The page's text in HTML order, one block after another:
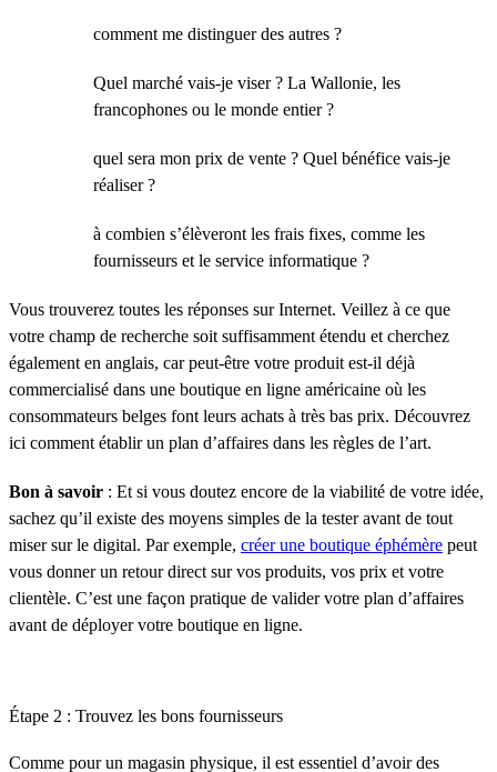
comment me distinguer des autres ?
Quel marché vais-je viser ? La Wallonie, les
francophones ou le monde entier ?
quel sera mon prix de vente ? Quel bénéfice vais-je
réaliser ?
à combien s’élèveront les frais fixes, comme les
fournisseurs et le service informatique ?
Vous trouverez toutes les réponses sur Internet. Veillez à ce que
votre champ de recherche soit suffisamment étendu et cherchez
également en anglais, car peut-être votre produit est-il déjà
commercialisé dans une boutique en ligne américaine où les
consommateurs belges font leurs achats à très bas prix. Découvrez
ici comment établir un plan d’affaires dans les règles de l’art.
Bon à savoir : Et si vous doutez encore de la viabilité de votre idée,
sachez qu’il existe des moyens simples de la tester avant de tout
miser sur le digital. Par exemple, créer une boutique éphémère peut
vous donner un retour direct sur vos produits, vos prix et votre
clientèle. C’est une façon pratique de valider votre plan d’affaires
avant de déployer votre boutique en ligne.
Étape 2 : Trouvez les bons fournisseurs
Comme pour un magasin physique, il est essentiel d’avoir des